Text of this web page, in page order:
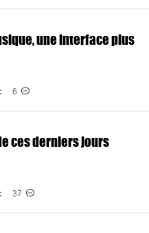
une interface plus
6
ces derniers jours
37